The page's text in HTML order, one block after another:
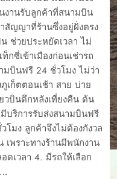
งานรับลูกค้าที่สนามบิน
สัญญาที่ร้านซึ่งอยู่ฝั่งตรง
ช่วยประหยัดเวลา ไม่
กซี่เข้าเมืองก่อนเช่ารถ
มบินฟรี 24 ชั่วโมง ไม่ว่า
เก็ตตอนเช้า สาย บ่าย
วบินดึกหลังเที่ยงคืน ต้น
มีบริการรับส่งสนามบินฟรี
โมง ลูกค้าจึงไม่ต้องกังวล
เพราะทางร้านมีพนักงาน
ดเวลา 4. มีรถให้เลือก